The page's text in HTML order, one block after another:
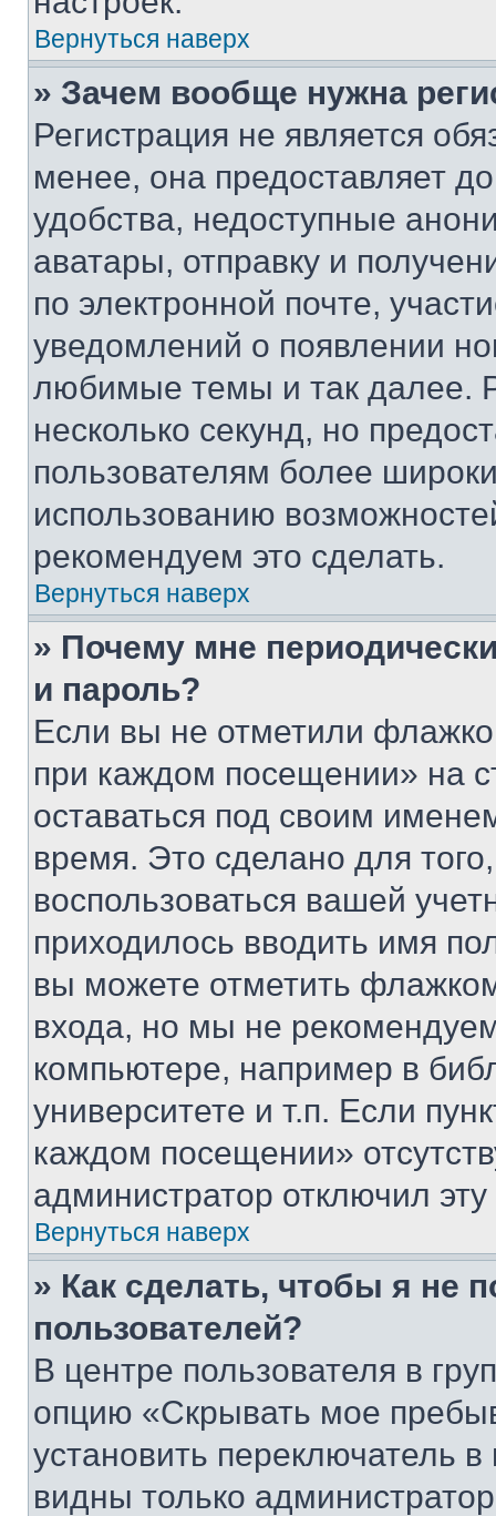
Вернуться наверх
» Зачем вообще нужна
Регистрация не является
менее, она предоставляет
удобства, недоступные
аватары, отправку и
по электронной почте,
уведомлений о появлении
любимые темы и так далее.
несколько секунд, но
пользователям более
использованию
рекомендуем это сделать.
Вернуться наверх
» Почему мне
и пароль?
Если вы не отметили
при каждом посещении» на
оставаться под своим
время. Это сделано для
воспользоваться вашей
приходилось вводить имя
вы можете отметить
входа, но мы не
компьютере, например в
университете и т.п. Если
каждом посещении»
администратор отключил
Вернуться наверх
» Как сделать, чтобы я не
пользователей?
В центре пользователя в
опцию «Скрывать мое
установить переключатель
видны только